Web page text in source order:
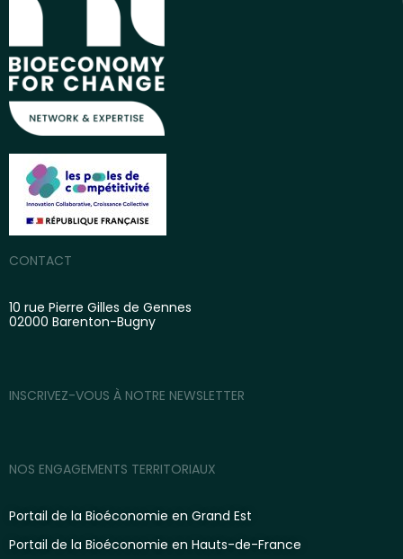
CONTACT
10 rue Pierre Gilles de Gennes
02000 Barenton-Bugny
INSCRIVEZ-VOUS À NOTRE NEWSLETTER
NOS ENGAGEMENTS TERRITORIAUX
Portail de la Bioéconomie en Grand Est
Portail de la Bioéconomie en Hauts-de-France